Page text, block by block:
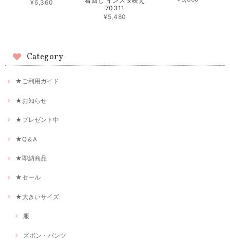
¥6,360
70311
¥5,480
Category
★ご利用ガイド
★お知らせ
★プレゼント中
★Q＆A
★即納商品
★セール
★大きいサイズ
服
ズボン・パンツ